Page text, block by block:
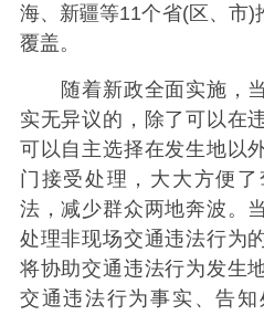
海、新疆等11个省(区、市)
覆盖。
随着新政全面实施，当
实无异议的，除了可以在
可以自主选择在发生地以
门接受处理，大大方便
法，减少群众两地奔波。
处理非现场交通违法行为
将协助交通违法行为发生
交通违法行为事实、告